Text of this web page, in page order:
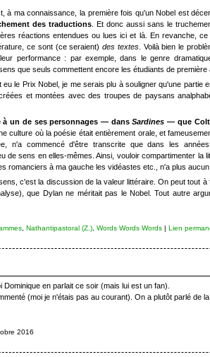
à ma connaissance, la première fois qu'un Nobel est
des traductions . Et donc aussi sans le
réactions entendues ou lues ici et là. En revanche,
ce sont (ce seraient)des textes. Voilà bien le
performance : par exemple, dans le genre
que seuls commettent encore les étudiants de première
eu le Prix Nobel, je me serais plu à souligner qu'une
et montées avec des troupes de paysans
à un de ses personnages — dansSardines — que
culture où la poésie était entièrement orale, et
n'a commencé d'être transcrite que dans les
de sens en elles-mêmes. Ainsi, vouloir compartimenter la
romanciers à ma gauche les vidéastes etc., n'a plus aucun
c'est la discussion de la valeur littéraire. On peut tout
que Dylan ne méritait pas le Nobel. Tout autre
, Nathantipastoral (Z.), Words Words Words| Lien
en parlait ce soir (mais lui est un fan).
(moi je n'étais pas au courant). On a plutôt parlé de
2016